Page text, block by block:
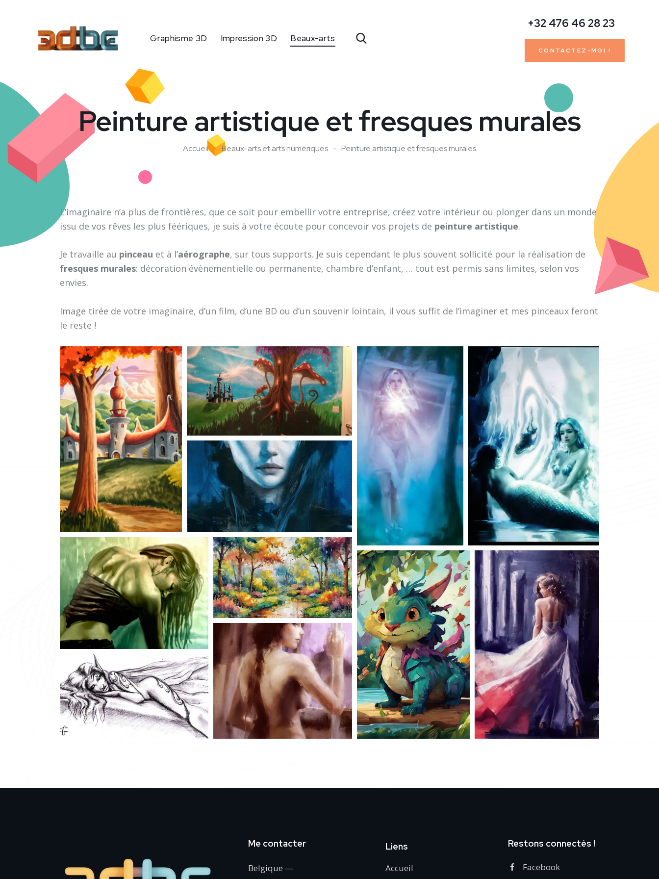
Graphisme 3D Impression 3D Beaux-arts
+32 476 46 28 23
CONTACTEZ-MOI !
Peinture artistique et fresques murales
Accueil Beaux-arts et arts numériques Peinture artistique et fresques murales
L’imaginaire n’a plus de frontières, que ce soit pour embellir votre entreprise, créez votre intérieur ou plonger dans un monde
issu de vos rêves les plus féériques, je suis à votre écoute pour concevoir vos projets de peinture artistique.
Je travaille au pinceau et à l’aérographe, sur tous supports. Je suis cependant le plus souvent sollicité pour la réalisation de
fresques murales: décoration évènementielle ou permanente, chambre d’enfant, … tout est permis sans limites, selon vos
envies.
Image tirée de votre imaginaire, d’un film, d’une BD ou d’un souvenir lointain, il vous suffit de l’imaginer et mes pinceaux feront
le reste !
Me contacter
Belgique —
Liens
Accueil
Restons connectés !
Facebook